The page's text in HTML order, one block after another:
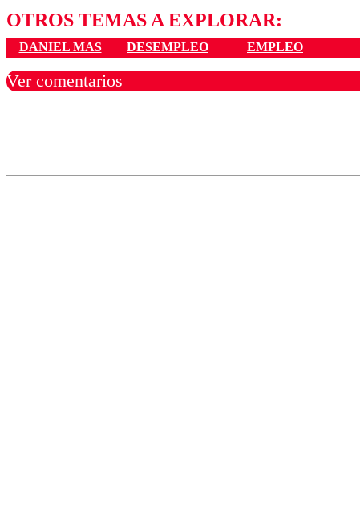
OTROS TEMAS A EXPLORAR:
DANIEL MAS DESEMPLEO EMPLEO
Ver comentarios